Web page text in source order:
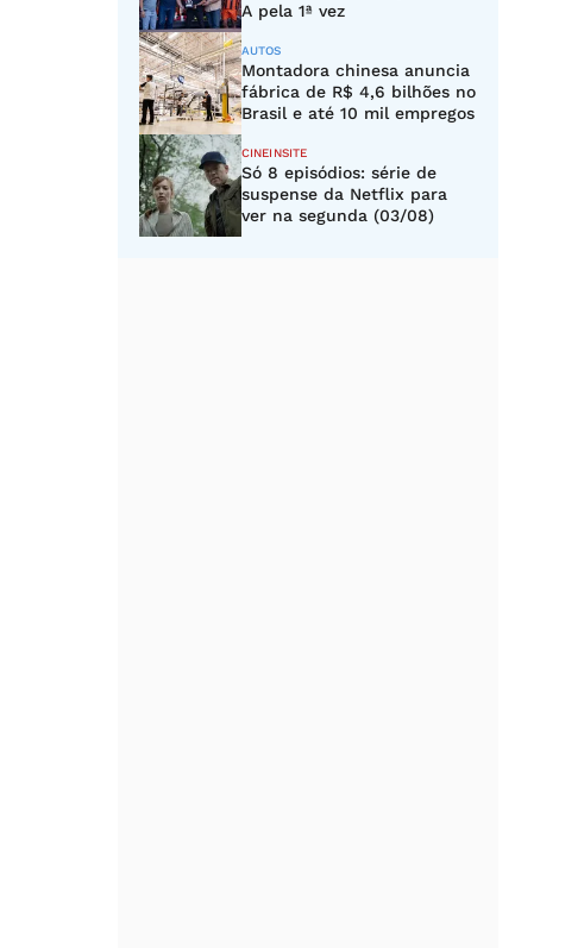
A pela 1ª vez
AUTOS
Montadora chinesa anuncia
fábrica de R$ 4,6 bilhões no
Brasil e até 10 mil empregos
CINEINSITE
Só 8 episódios: série de
suspense da Netflix para
ver na segunda (03/08)